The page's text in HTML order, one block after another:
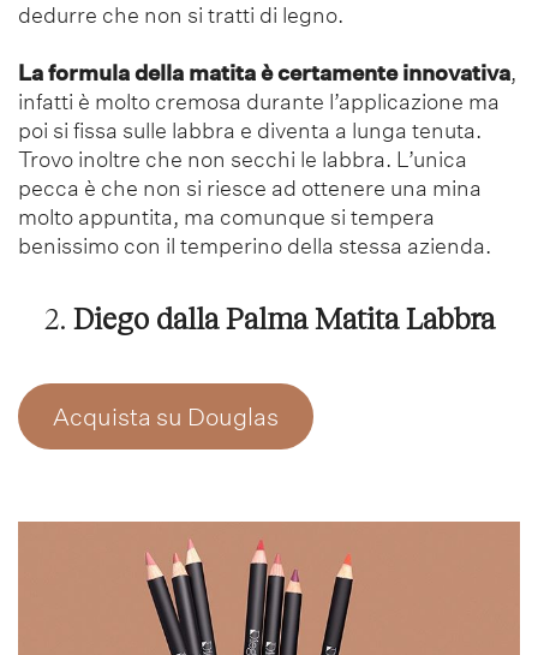
dedurre che non si tratti di legno.
La formula della matita è certamente innovativa,
infatti è molto cremosa durante l’applicazione ma
poi si fissa sulle labbra e diventa a lunga tenuta.
Trovo inoltre che non secchi le labbra. L’unica
pecca è che non si riesce ad ottenere una mina
molto appuntita, ma comunque si tempera
benissimo con il temperino della stessa azienda.
2. Diego dalla Palma Matita Labbra
Acquista su Douglas